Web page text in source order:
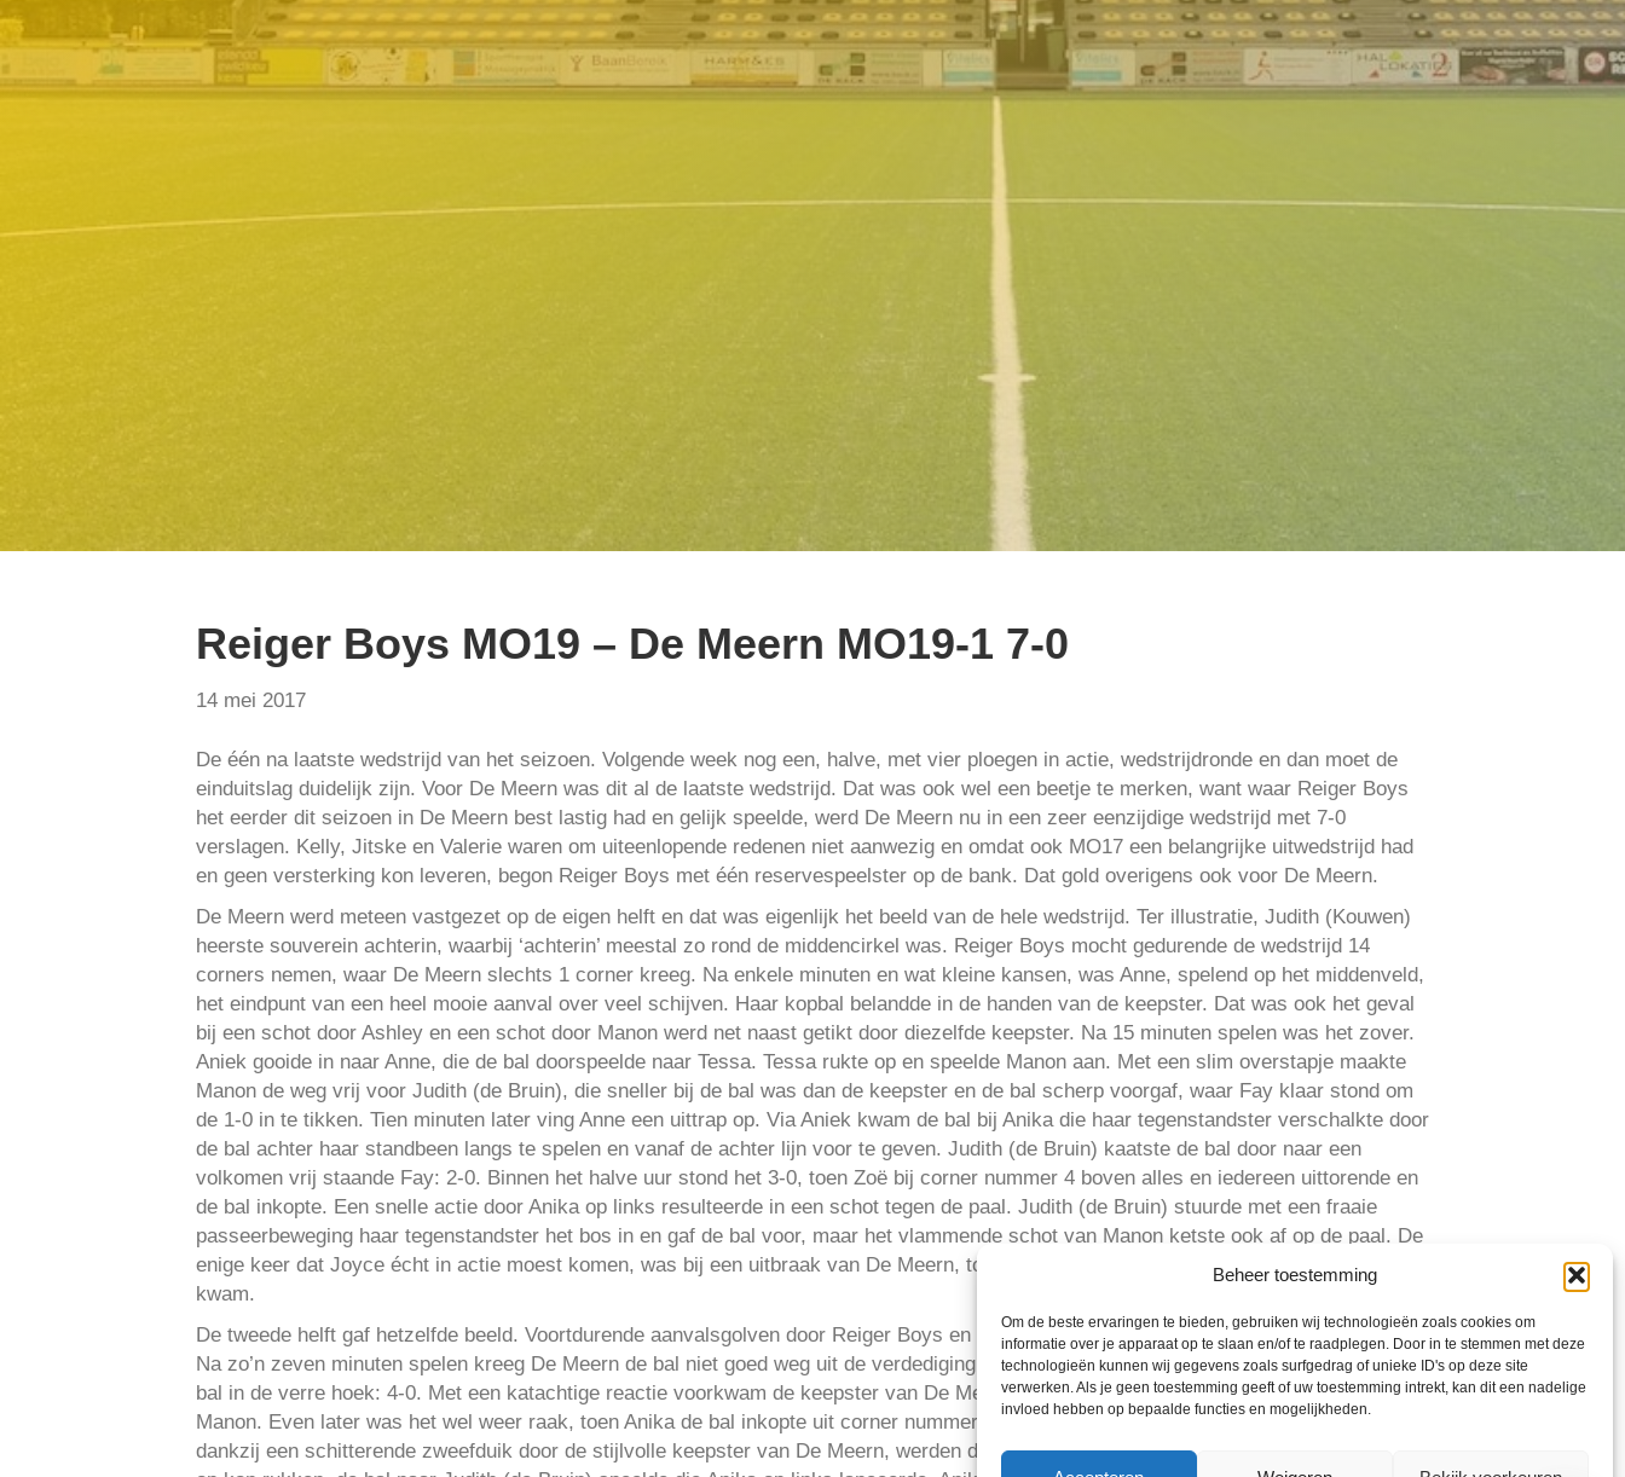
Beheer toestemming
Om de beste ervaringen te bieden, gebruiken wij technologieën zoals cookies om
informatie over je apparaat op te slaan en/of te raadplegen. Door in te stemmen met deze
technologieën kunnen wij gegevens zoals surfgedrag of unieke ID's op deze site
verwerken. Als je geen toestemming geeft of uw toestemming intrekt, kan dit een nadelige
invloed hebben op bepaalde functies en mogelijkheden.
Reiger Boys MO19 – De Meern MO19-1 7-0
14 mei 2017
De één na laatste wedstrijd van het seizoen. Volgende week nog een, halve, met vier ploegen in actie, wedstrijdronde en dan moet de
einduitslag duidelijk zijn. Voor De Meern was dit al de laatste wedstrijd. Dat was ook wel een beetje te merken, want waar Reiger Boys
het eerder dit seizoen in De Meern best lastig had en gelijk speelde, werd De Meern nu in een zeer eenzijdige wedstrijd met 7-0
verslagen. Kelly, Jitske en Valerie waren om uiteenlopende redenen niet aanwezig en omdat ook MO17 een belangrijke uitwedstrijd had
en geen versterking kon leveren, begon Reiger Boys met één reservespeelster op de bank. Dat gold overigens ook voor De Meern.
De Meern werd meteen vastgezet op de eigen helft en dat was eigenlijk het beeld van de hele wedstrijd. Ter illustratie, Judith (Kouwen)
heerste souverein achterin, waarbij ‘achterin’ meestal zo rond de middencirkel was. Reiger Boys mocht gedurende de wedstrijd 14
corners nemen, waar De Meern slechts 1 corner kreeg. Na enkele minuten en wat kleine kansen, was Anne, spelend op het middenveld,
het eindpunt van een heel mooie aanval over veel schijven. Haar kopbal belandde in de handen van de keepster. Dat was ook het geval
bij een schot door Ashley en een schot door Manon werd net naast getikt door diezelfde keepster. Na 15 minuten spelen was het zover.
Aniek gooide in naar Anne, die de bal doorspeelde naar Tessa. Tessa rukte op en speelde Manon aan. Met een slim overstapje maakte
Manon de weg vrij voor Judith (de Bruin), die sneller bij de bal was dan de keepster en de bal scherp voorgaf, waar Fay klaar stond om
de 1-0 in te tikken. Tien minuten later ving Anne een uittrap op. Via Aniek kwam de bal bij Anika die haar tegenstandster verschalkte door
de bal achter haar standbeen langs te spelen en vanaf de achter lijn voor te geven. Judith (de Bruin) kaatste de bal door naar een
volkomen vrij staande Fay: 2-0. Binnen het halve uur stond het 3-0, toen Zoë bij corner nummer 4 boven alles en iedereen uittorende en
de bal inkopte. Een snelle actie door Anika op links resulteerde in een schot tegen de paal. Judith (de Bruin) stuurde met een fraaie
passeerbeweging haar tegenstandster het bos in en gaf de bal voor, maar het vlammende schot van Manon ketste ook af op de paal. De
enige keer dat Joyce écht in actie moest komen, was bij een uitbraak van De Meern, toen Joyce heel attent snel en ver haar goal uit
kwam.
De tweede helft gaf hetzelfde beeld. Voortdurende aanvalsgolven door Reiger Boys en De Meern kon daar amper of niet onderuit komen.
Na zo’n zeven minuten spelen kreeg De Meern de bal niet goed weg uit de verdediging. Vanaf de rand strafschopgebied knalde Fiore de
bal in de verre hoek: 4-0. Met een katachtige reactie voorkwam de keepster van De Meern een verdere achterstand na een schot door
Manon. Even later was het wel weer raak, toen Anika de bal inkopte uit corner nummer tien: 5-0. Er volgden nog meer kansen, maar o.a.
dankzij een schitterende zweefduik door de stijlvolle keepster van De Meern, werden die kansen niet omgezet in goals. Totdat Tessa ver